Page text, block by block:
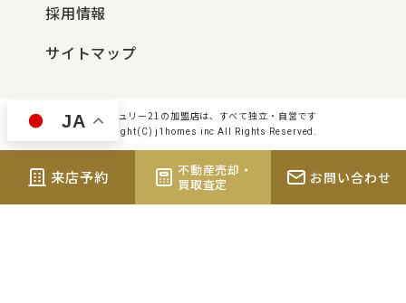
採用情報
サイトマップ
センチュリー21の加盟店は、すべて独立・自営です
Copyright(C) j1homes inc All Rights Reserved.
来店予約
不動産売却・
買取査定
お問い合わせ
JA